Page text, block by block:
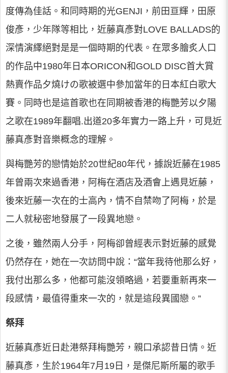
度傳為佳話。和同時期的光GENJI，前田亘輝，田原
俊彥，少年隊等相比，近藤真彥對LOVE BALLADS的
深情演繹絕對是是一個時期的代表。在眾多膾炙人口
的作品中1980年日本ORICON和GOLD DISC首大賞
熱賣作品夕燒けの歌被選中參加當年的日本紅白歌大
賽。同時也是這首歌也在同期被香港的梅艷芳以夕陽
之歌在1989年翻唱.出道20多年實力一路上升，可見近
藤真彥對音樂概念的理解。
與梅艷芳的戀情始於20世紀80年代，據說近藤在1985
年曾兩次來過香港，阿梅在酒店及酒會上遇見近藤，
後來近藤一次在的士高內，情不自禁吻了阿梅，於是
二人就秘密地發展了一段異地戀。
之後，雖然兩人分手，阿梅卻曾經表示對近藤的感覺
仍然存在，她在一次訪問中說：“當年我待他那么好，
我付出那么多，他都可能沒領略過，若要重新再來一
段感情，最值得重來一次的，就是這段異國戀。”
祭拜
近藤真彥近日赴港祭拜梅艷芳，親口承認昔日情。近
藤真彥，生於1964年7月19日，是傑尼斯所屬的歌手